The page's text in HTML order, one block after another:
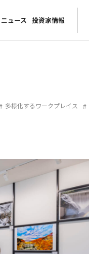
ニュース 投資家情報
多様化するワークプレイス